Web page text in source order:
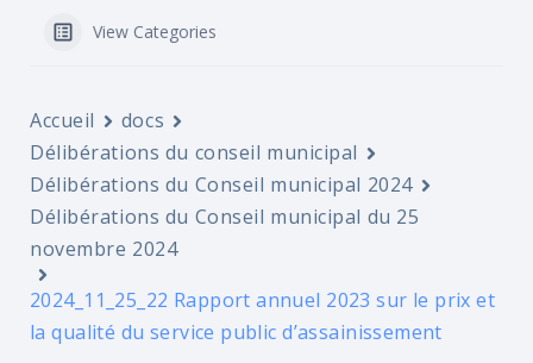
View Categories
Accueil
docs
Délibérations du conseil municipal
Délibérations du Conseil municipal 2024
Délibérations du Conseil municipal du 25
novembre 2024
2024_11_25_22 Rapport annuel 2023 sur le prix et
la qualité du service public d’assainissement